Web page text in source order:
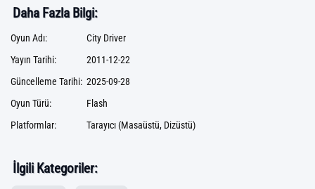
Daha Fazla Bilgi:
Oyun Adı:
City Driver
Yayın Tarihi:
2011-12-22
Güncelleme Tarihi: 2025-09-28
Oyun Türü:
Flash
Platformlar:
Tarayıcı (Masaüstü, Dizüstü)
İlgili Kategoriler: